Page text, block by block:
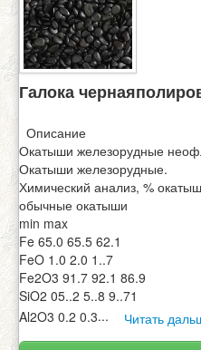
Галока
Описание
Окатыши железорудные
Окатыши железорудные.
Химический анализ, %
обычные окатыши
min max
Fe 65.0 65.5 62.1
FeO 1.0 2.0 1..7
Fe2O3 91.7 92.1 86.9
SiO2 05..2 5..8 9..71
Al2O3 0.2 0.3... Читать